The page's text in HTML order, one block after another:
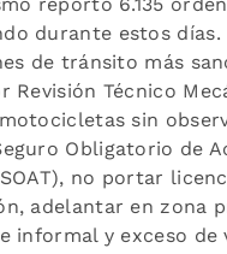
durante estos días.
de tránsito más
Revisión Técnico
sin
Obligatorio de
no portar
adelantar en zona
informal y exceso de